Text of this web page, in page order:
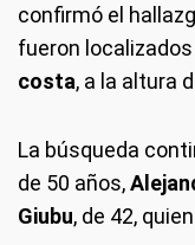
confirmó el
fueron
costa, a la altura
La búsqueda
de 50 años,
Giubu, de 42,